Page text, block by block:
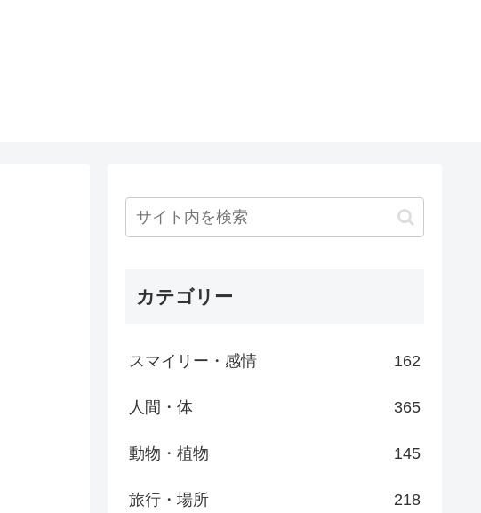
カテゴリー
スマイリー・感情 162
人間・体 365
動物・植物 145
旅行・場所 218